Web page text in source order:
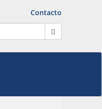
Contacto